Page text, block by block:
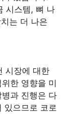
시스템, 뼈 나
는 더 나은
시장에 대한
한 영향을 미
과 진행은 다
있으므로 코로